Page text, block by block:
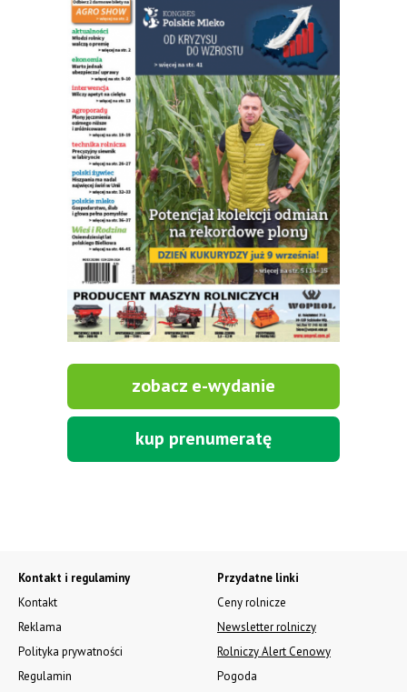
zobacz e-wydanie
kup prenumeratę
Kontakt i regulaminy
Kontakt
Reklama
Polityka prywatności
Regulamin
Przydatne linki
Ceny rolnicze
Newsletter rolniczy
Rolniczy Alert Cenowy
Pogoda